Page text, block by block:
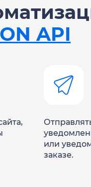
API
или
заказе.